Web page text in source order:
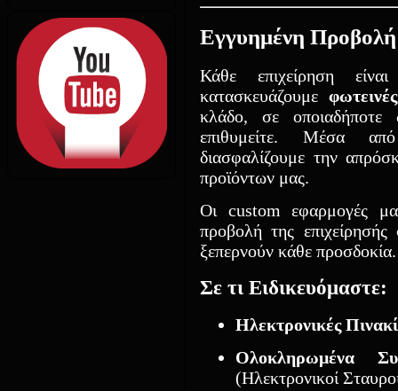
Εγγυημένη
Κάθε επιχείρηση
κατασκευάζουμε
κλάδο, σε οποιαδήποτε
επιθυμείτε. Μέσα
διασφαλίζουμε την
προϊόντων μας.
Οι custom εφαρμογές
προβολή της
ξεπερνούν κάθε προσδοκία.
Σε τι Ειδικευόμαστε:
Ηλεκτρονικές
Ολοκληρωμένα
(Ηλεκτρονικοί